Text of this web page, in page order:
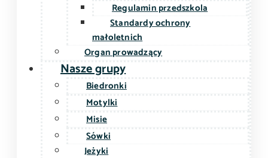
Regulamin przedszkola
Standardy ochrony
małoletnich
Organ prowadzący
Nasze grupy
Biedronki
Motylki
Misie
Sówki
Jeżyki